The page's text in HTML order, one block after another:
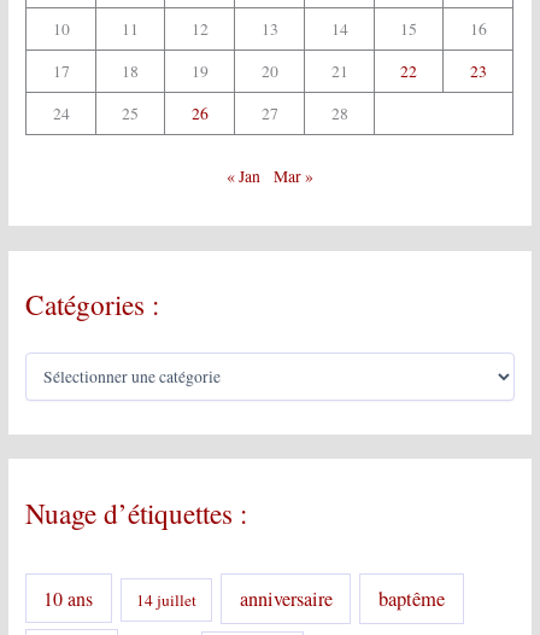
10
11 12 13 14 15
16
17
18 19 20 21 22
23
24
25 26 27 28
« Jan Mar »
Catégories :
é
g
r
s
Nuage d’étiquettes :
10 ans 14 juillet anniversaire baptême